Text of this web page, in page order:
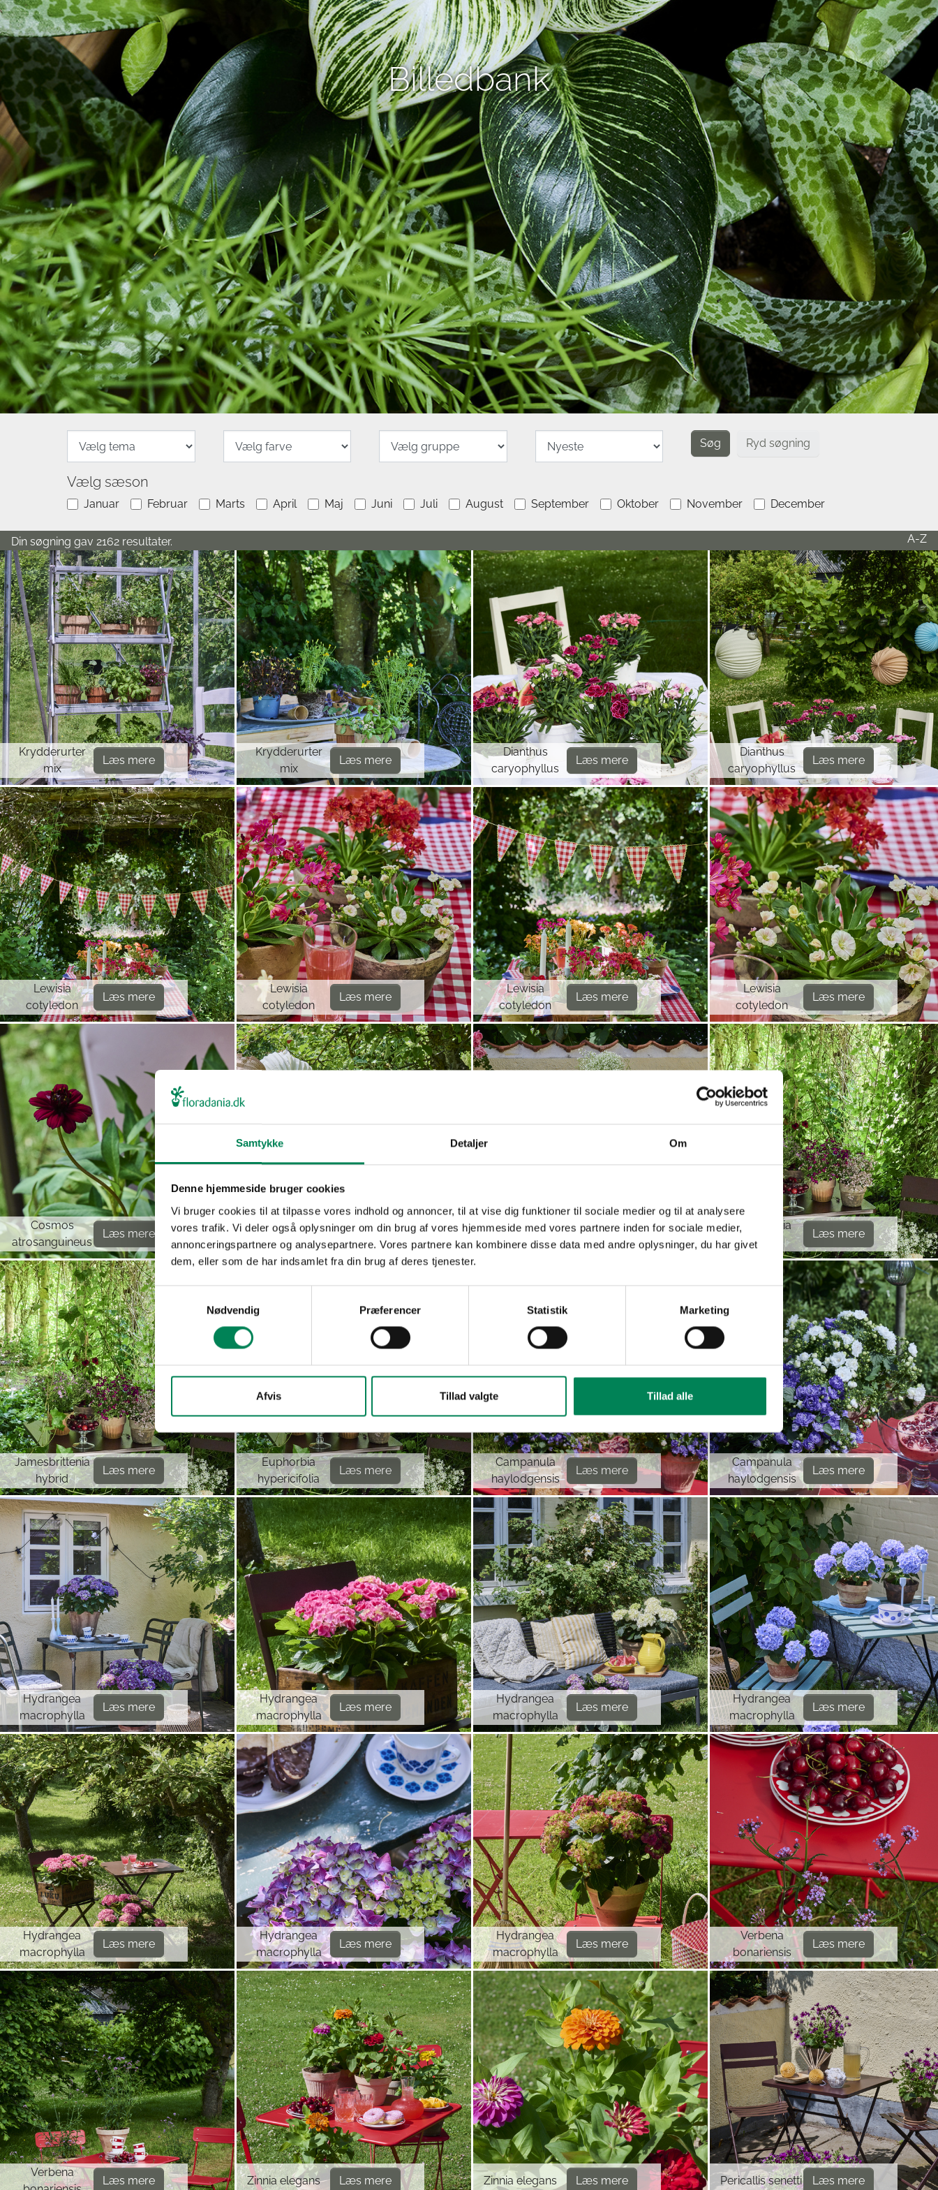
Samtykke Detaljer Om
Denne hjemmeside bruger cookies
Vi bruger cookies til at tilpasse vores indhold og annoncer, til at vise dig funktioner til sociale medier og til at analysere
vores trafik. Vi deler også oplysninger om din brug af vores hjemmeside med vores partnere inden for sociale medier,
annonceringspartnere og analysepartnere. Vores partnere kan kombinere disse data med andre oplysninger, du har givet
dem, eller som de har indsamlet fra din brug af deres tjenester.
Samtykkevalg
Nødvendig
Præferencer Statistik Marketing
Afvis Tillad valgte Tillad alle
Billedbank
Ryd søgning
Vælg sæson
Januar Februar Marts April Maj Juni Juli August September Oktober November December
Din søgning gav 2162 resultater. A-Z
Krydderurter
mix
Læs mere
Krydderurter
mix
Læs mere
Dianthus
caryophyllus
Læs mere
Dianthus
caryophyllus
Læs mere
Lewisia
cotyledon
Læs mere
Lewisia
cotyledon
Læs mere
Lewisia
cotyledon
Læs mere
Lewisia
cotyledon
Læs mere
Cosmos
atrosanguineus
Læs mere
Cosmos
atrosanguineus
Læs mere
Gypsophila
paniculata
Læs mere
Thunbergia
alata
Læs mere
Jamesbrittenia
hybrid
Læs mere
Euphorbia
hypericifolia
Læs mere
Campanula
haylodgensis
Læs mere
Campanula
haylodgensis
Læs mere
Hydrangea
macrophylla
Læs mere
Hydrangea
macrophylla
Læs mere
Hydrangea
macrophylla
Læs mere
Hydrangea
macrophylla
Læs mere
Hydrangea
macrophylla
Læs mere
Hydrangea
macrophylla
Læs mere
Hydrangea
macrophylla
Læs mere
Verbena
bonariensis
Læs mere
Verbena
Læs mere Zinnia elegans Læs mere Zinnia elegans Læs mere Pericallis senetti Læs mere